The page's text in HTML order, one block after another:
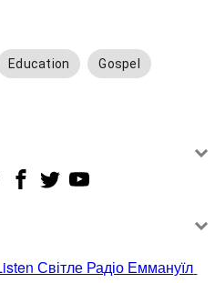
Education Gospel
Світле Радіо Еммануїл